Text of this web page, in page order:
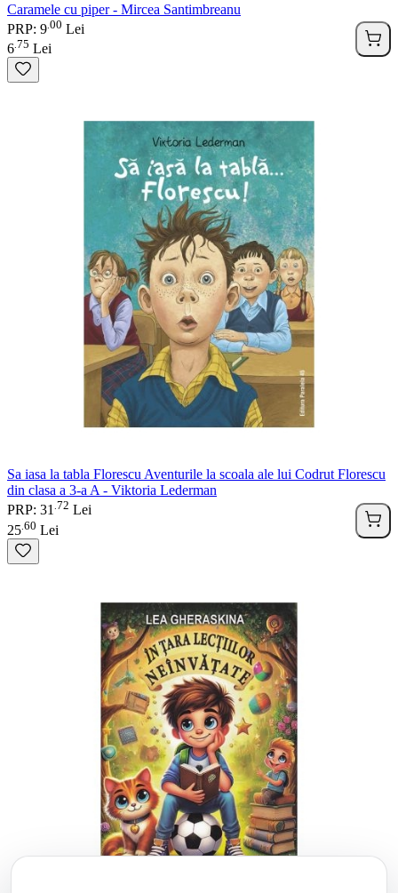
Caramele cu piper - Mircea Santimbreanu
PRP: 9 00 Lei
6 75 Lei
Sa iasa la tabla Florescu Aventurile la scoala ale lui Codrut Florescu
din clasa a 3-a A - Viktoria Lederman
PRP: 31 72 Lei
25 60 Lei